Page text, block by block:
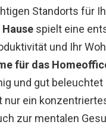
Standorts für
spielt eine
und Ihr
für das
und gut beleuchtet
ein
zur mentalen